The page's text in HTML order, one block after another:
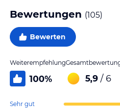
Bewertungen (105)
Bewerten
Weiterempfehlung
100% 5,9 / 6
Sehr gut